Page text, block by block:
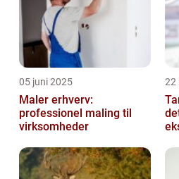
05 juni 2025
Maler erhverv:
professionel maling til
virksomheder
22